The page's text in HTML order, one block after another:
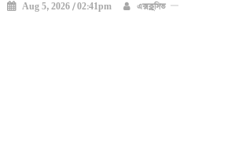
Aug 5, 2026 / 02:41pm এক্সক্লুসিভ